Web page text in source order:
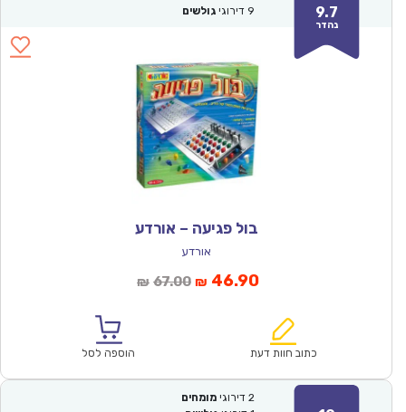
9.7
נהדר
9 דירוגי גולשים
בול פגיעה – אורדע
אורדע
₪ 67.00המחיר
₪67.00.
₪ 46.90המחיר
הוא:
כתוב חוות דעת הוספה לסל
2 דירוגי מומחים